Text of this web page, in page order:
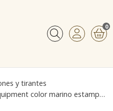
Buscar
0
y tirantes
Cinturón lona HKM Sports Equipment color marino estampado caballos/corazones TALLA 70